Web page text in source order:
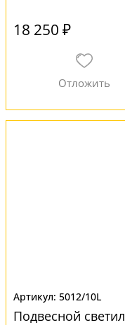
18 250 ₽
5012/10L
Подвесной